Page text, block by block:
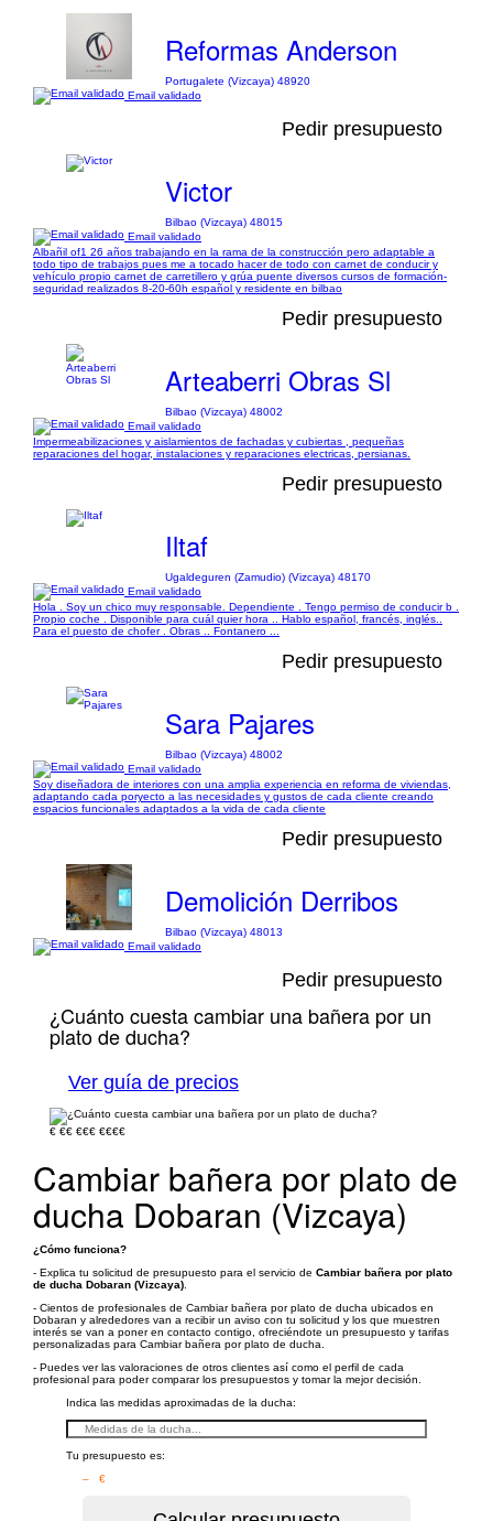
Reformas Anderson
Portugalete (Vizcaya) 48920
Email validado
Pedir presupuesto
Victor
Bilbao (Vizcaya) 48015
Email validado
Albañil of1 26 años trabajando en la rama de la construcción pero adaptable a
todo tipo de trabajos pues me a tocado hacer de todo con carnet de conducir y
vehículo propio carnet de carretillero y grúa puente diversos cursos de formación-
seguridad realizados 8-20-60h español y residente en bilbao
Pedir presupuesto
Arteaberri Obras Sl
Bilbao (Vizcaya) 48002
Email validado
Impermeabilizaciones y aislamientos de fachadas y cubiertas , pequeñas
reparaciones del hogar, instalaciones y reparaciones electricas, persianas.
Pedir presupuesto
Iltaf
Ugaldeguren (Zamudio) (Vizcaya) 48170
Email validado
Hola . Soy un chico muy responsable. Dependiente . Tengo permiso de conducir b .
Propio coche . Disponible para cuál quier hora .. Hablo español, francés, inglés..
Para el puesto de chofer . Obras .. Fontanero ...
Pedir presupuesto
Sara Pajares
Bilbao (Vizcaya) 48002
Email validado
Soy diseñadora de interiores con una amplia experiencia en reforma de viviendas,
adaptando cada poryecto a las necesidades y gustos de cada cliente creando
espacios funcionales adaptados a la vida de cada cliente
Pedir presupuesto
Demolición Derribos
Bilbao (Vizcaya) 48013
Email validado
Pedir presupuesto
¿Cuánto cuesta cambiar una bañera por un
plato de ducha?
Ver guía de precios
€ €€ €€€ €€€€
Cambiar bañera por plato de
ducha Dobaran (Vizcaya)
¿Cómo funciona?
- Explica tu solicitud de presupuesto para el servicio de Cambiar bañera por plato
de ducha Dobaran (Vizcaya)
- Cientos de profesionales de Cambiar bañera por plato de ducha ubicados en
Dobaran y alrededores van a recibir un aviso con tu solicitud y los que muestren
interés se van a poner en contacto contigo, ofreciéndote un presupuesto y tarifas
personalizadas para Cambiar bañera por plato de ducha.
- Puedes ver las valoraciones de otros clientes así como el perfil de cada
profesional para poder comparar los presupuestos y tomar la mejor decisión.
Indica las medidas aproximadas de la ducha:
Tu presupuesto es:
– €